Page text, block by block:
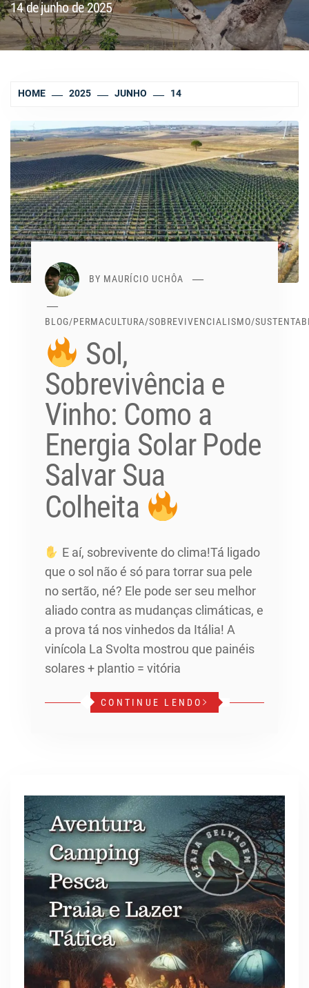
14 de junho de 2025
HOME 2025 JUNHO 14
BY MAURÍCIO UCHÔA
BLOG/PERMACULTURA/SOBREVIVENCIALISMO/
Sol,
Sobrevivência e
Vinho: Como a
Energia Solar Pode
Salvar Sua
Colheita
E aí, sobrevivente do clima!Tá ligado
que o sol não é só para torrar sua pele
no sertão, né? Ele pode ser seu melhor
aliado contra as mudanças climáticas, e
a prova tá nos vinhedos da Itália! A
vinícola La Svolta mostrou que painéis
solares + plantio = vitória
CONTINUE LENDO